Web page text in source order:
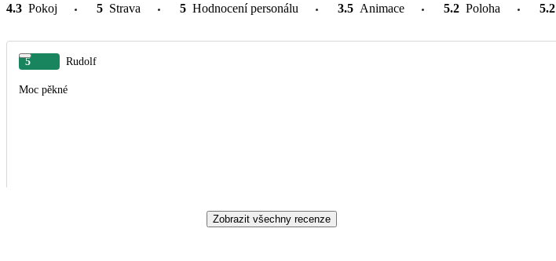
4.3 Pokoj 5 Strava 5 Hodnocení personálu 3.5 Animace 5.2 Poloha 5.2
5 Rudolf
Moc pěkné
Zobrazit všechny recenze